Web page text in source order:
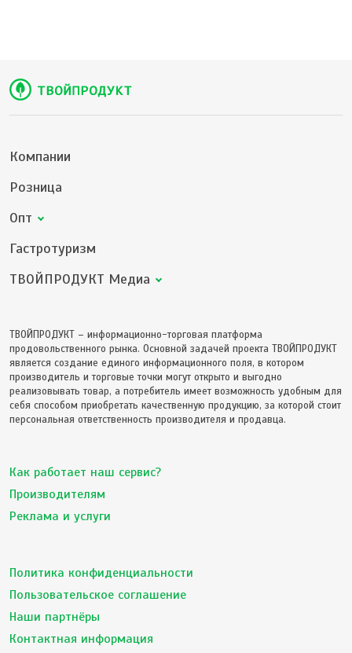
Компании
Розница
Опт
Гастротуризм
ТВОЙПРОДУКТ Медиа
ТВОЙПРОДУКТ – информационно-торговая платформа
продовольственного рынка. Основной задачей проекта ТВОЙПРОДУКТ
является создание единого информационного поля, в котором
производитель и торговые точки могут открыто и выгодно
реализовывать товар, а потребитель имеет возможность удобным для
себя способом приобретать качественную продукцию, за которой стоит
персональная ответственность производителя и продавца.
Как работает наш сервис?
Производителям
Реклама и услуги
Политика конфиденциальности
Пользовательское соглашение
Наши партнёры
Контактная информация